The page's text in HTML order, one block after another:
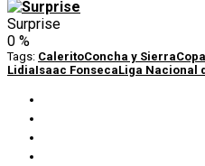
Surprise
0 %
Tags: CaleritoConcha y Sierra
LidiaIsaac FonsecaLiga Nacional